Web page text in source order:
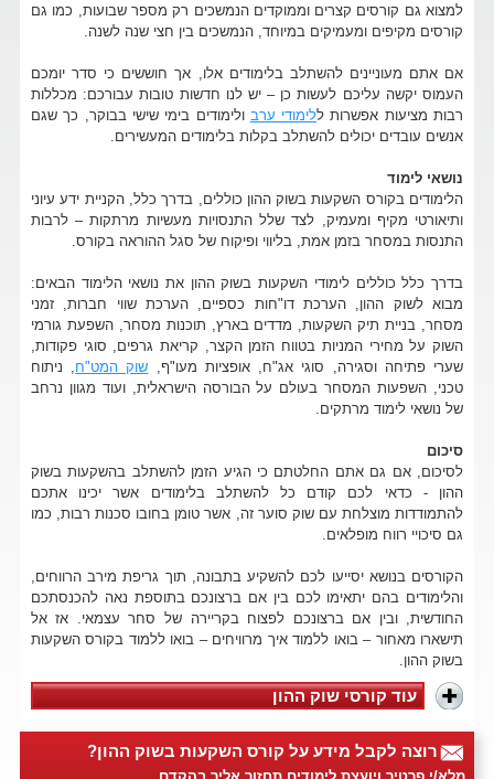
למצוא גם קורסים קצרים וממוקדים הנמשכים רק מספר שבועות, כמו גם
קורסים מקיפים ומעמיקים במיוחד, הנמשכים בין חצי שנה לשנה.
אם אתם מעוניינים להשתלב בלימודים אלו, אך חוששים כי סדר יומכם
העמוס יקשה עליכם לעשות כן – יש לנו חדשות טובות עבורכם: מכללות
רבות מציעות אפשרות ללימודי ערב ולימודים בימי שישי בבוקר, כך שגם
אנשים עובדים יכולים להשתלב בקלות בלימודים המעשירים.
נושאי לימוד
הלימודים בקורס השקעות בשוק ההון כוללים, בדרך כלל, הקניית ידע עיוני
ותיאורטי מקיף ומעמיק, לצד שלל התנסויות מעשיות מרתקות – לרבות
התנסות במסחר בזמן אמת, בליווי ופיקוח של סגל ההוראה בקורס.
בדרך כלל כוללים לימודי השקעות בשוק ההון את נושאי הלימוד הבאים:
מבוא לשוק ההון, הערכת דו"חות כספיים, הערכת שווי חברות, זמני
מסחר, בניית תיק השקעות, מדדים בארץ, תוכנות מסחר, השפעת גורמי
השוק על מחירי המניות בטווח הזמן הקצר, קריאת גרפים, סוגי פקודות,
שערי פתיחה וסגירה, סוגי אג"ח, אופציות מעו"ף, שוק המט"ח , ניתוח
טכני, השפעות המסחר בעולם על הבורסה הישראלית, ועוד מגוון נרחב
של נושאי לימוד מרתקים.
סיכום
לסיכום, אם גם אתם החלטתם כי הגיע הזמן להשתלב בהשקעות בשוק
ההון - כדאי לכם קודם כל להשתלב בלימודים אשר יכינו אתכם
להתמודדות מוצלחת עם שוק סוער זה, אשר טומן בחובו סכנות רבות, כמו
גם סיכויי רווח מופלאים.
הקורסים בנושא יסייעו לכם להשקיע בתבונה, תוך גריפת מירב הרווחים,
והלימודים בהם יתאימו לכם בין אם ברצונכם בתוספת נאה להכנסתכם
החודשית, ובין אם ברצונכם לפצוח בקריירה של סחר עצמאי. אז אל
תישארו מאחור – בואו ללמוד איך מרוויחים – בואו ללמוד בקורס השקעות
בשוק ההון.
עוד קורסי שוק ההון
רוצה לקבל מידע על קורס השקעות בשוק ההון?